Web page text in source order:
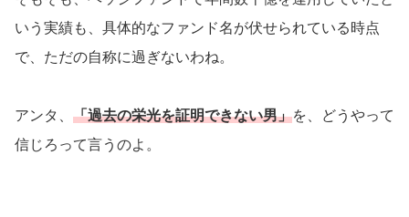
いう実績も、具体的なファンド名が伏せられている時点
で、ただの自称に過ぎないわね。
アンタ、 「過去の栄光を証明できない男」を、どうやって
信じろって言うのよ。